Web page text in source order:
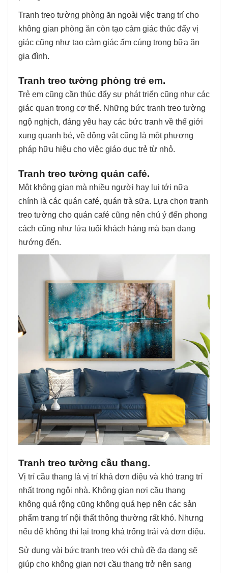
Tranh treo tường phòng ăn ngoài việc trang trí cho
không gian phòng ăn còn tạo cảm giác thúc đẩy vị
giác cũng như tạo cảm giác ấm cúng trong bữa ăn
gia đình.
Tranh treo tường phòng trẻ em.
Trẻ em cũng cần thúc đẩy sự phát triển cũng như các
giác quan trong cơ thể. Những bức tranh treo tường
ngộ nghịch, đáng yêu hay các bức tranh về thế giới
xung quanh bé, về động vật cũng là một phương
pháp hữu hiệu cho việc giáo dục trẻ từ nhỏ.
Tranh treo tường quán café.
Một không gian mà nhiều người hay lui tới nữa
chính là các quán café, quán trà sữa. Lựa chọn tranh
treo tường cho quán café cũng nên chú ý đến phong
cách cũng như lứa tuổi khách hàng mà bạn đang
hướng đến.
Tranh treo tường cầu thang.
Vị trí cầu thang là vị trí khá đơn điệu và khó trang trí
nhất trong ngôi nhà. Không gian nơi cầu thang
không quá rộng cũng không quá hẹp nên các sản
phẩm trang trí nội thất thông thường rất khó. Nhưng
nếu để không thì lại trong khá trống trải và đơn điệu.
Sử dụng vài bức tranh treo với chủ đề đa dạng sẽ
giúp cho không gian nơi cầu thang trở nên sang